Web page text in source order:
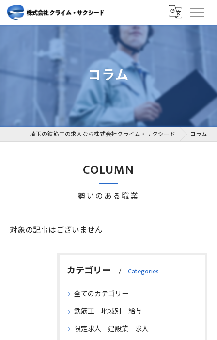
コラム
埼玉の鉄筋工の求人なら株式会社クライム・サクシード コラム
COLUMN
勢いのある職業
対象の記事はございません
カテゴリー Categories
全てのカテゴリー
鉄筋工 地域別 給与
限定求人 建設業 求人